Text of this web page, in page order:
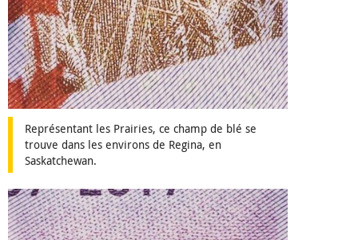
Représentant les Prairies, ce champ de blé se
trouve dans les environs de Regina, en
Saskatchewan.